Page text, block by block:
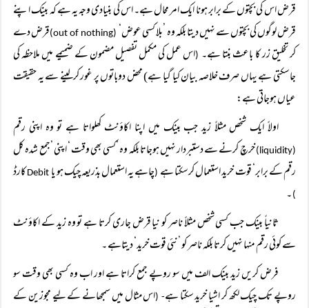
قرض اس کی بچتوں کے برابر ہونا ایک امر محال ہے۔ اس کی بنیادی وجہ یہ ہے کہ بینک اپنے
قرض لوگوں کی بچتوں سے نہیں دیتا بلکہ وہ ’بلا کسی عوض‘ (out of nothing)
قرض دے
کر تخلیق زر کا باعث بنتا ہے۔ (اس عمل کی مکمل تفصیل مضمون کے ضمیمے میں ملاحظہ کی
جاسکتی ہے یہاں صرف خلاصہ بیان کیا گیا ہے) محض دوباتوں پر غور کرلینے سے یہ حقیقت
عیاں ہوجاتی ہے:
اولاً ایک شخص مثلاً زید جب بینک میں اپنا اکاؤنٹ کھلواتا ہے تو وہ اپنی رقم
(liquidity)
خرچ کرنے سے دستبردار نہیں ہوجاتا بلکہ وہ ’کسی بھی وقت ‘ اپنی ’جمع شدہ کل
رقم کے برابر‘ قوت خرید استعمال کرسکتا ہے (چاہے یہ استعمال بذریعہ چیک ہو یا کارڈ
)۔
ثانیاً بینک جب کسی شخص مثلاً ناصر کو نیا قرض جاری کرتا ہے تو وہ زید کے اکاؤنٹ
سے کوئی رقم منہا نہیں کرتا بلکہ ناصر کو ’نئی قوت خرید‘ دیتاہے ۔
فرض کریں زید بینک الف میں سو روپے جمع کراتا ہے اور اب وہ کسی بھی وقت سو
روپے تک چیک لکھ کر اشیا خرید سکتا ہے- (اس مثال میں سمجھانے کے لیے مجوزین کے